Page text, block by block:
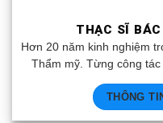
THẠC SĨ
Hơn 20 năm kinh nghiệm
Thẩm mỹ. Từng công
THÔNG